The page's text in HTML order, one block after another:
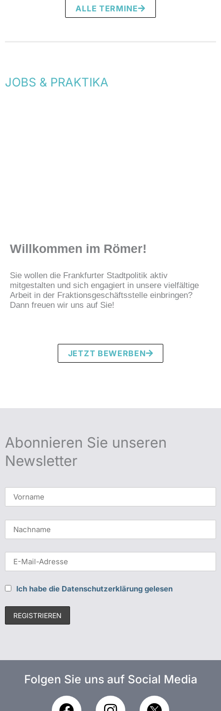
ALLE TERMINE
JOBS & PRAKTIKA
Willkommen im Römer!
Sie wollen die Frankfurter Stadtpolitik aktiv
mitgestalten und sich engagiert in unsere vielfältige
Arbeit in der Fraktionsgeschäftsstelle einbringen?
Dann freuen wir uns auf Sie!
JETZT BEWERBEN
Abonnieren Sie unseren
Newsletter
Ich habe die Datenschutzerklärung gelesen
Folgen Sie uns auf Social Media
F
I